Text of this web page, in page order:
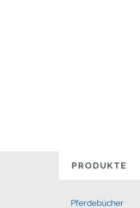
PRODUKTE
Pferdebücher